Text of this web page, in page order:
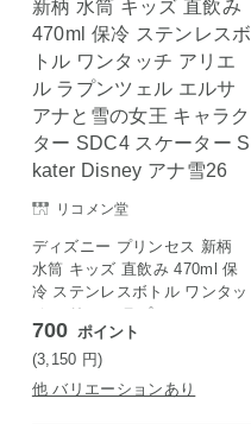
リコメン堂
ディズニー プリンセス 新柄
水筒 キッズ 直飲み 470ml 保
冷 ステンレスボトル ワンタッ
チ アリエル ラプンツェル エ
ルサ アナと雪の女王 キャラク
ター SDC4 スケーター Skater
Disney アナ雪26
700 ポイント
(3,150 円)
他 バリエーションあり